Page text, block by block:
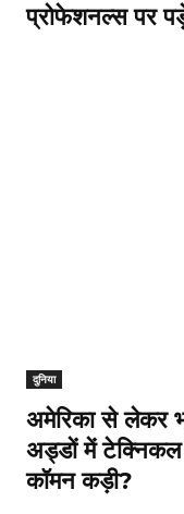
प्रोफेशनल्स पर
दुनिया
अमेरिका से लेकर
अड्डों में
कॉमन कड़ी?